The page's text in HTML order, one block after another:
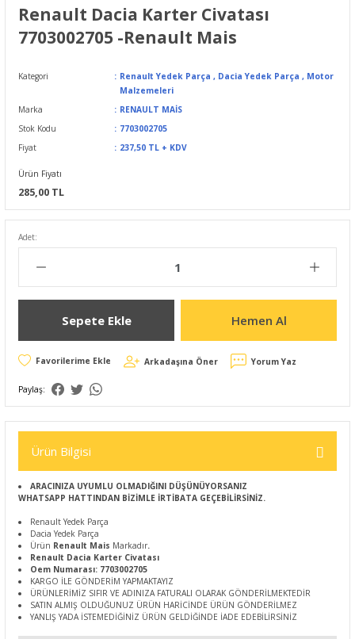
Renault Dacia Karter Civatası
7703002705 -Renault Mais
Kategori Renault Yedek Parça , Dacia Yedek Parça , Motor
Malzemeleri
Marka
RENAULT MAİS
Stok Kodu
7703002705
Fiyat
237,50 TL + KDV
Ürün Fiyatı
285,00 TL
Adet:
Sepete Ekle Hemen Al
Arkadaşına Öner Yorum Yaz
Paylaş:
Ürün Bilgisi
ARACINIZA UYUMLU OLMADIĞINI DÜŞÜNÜYORSANIZ
WHATSAPP HATTINDAN BİZİMLE İRTİBATA GEÇEBİLİRSİNİZ.
Renault Yedek Parça
Dacia Yedek Parça
Ürün Renault Mais Markadır.
Renault Dacia Karter Civatası
Oem Numarası: 7703002705
KARGO İLE GÖNDERİM YAPMAKTAYIZ
ÜRÜNLERİMİZ SIFIR VE ADINIZA FATURALI OLARAK GÖNDERİLMEKTEDİR
SATIN ALMIŞ OLDUĞUNUZ ÜRÜN HARİCİNDE ÜRÜN GÖNDERİLMEZ
YANLIŞ YADA İSTEMEDİĞİNİZ ÜRÜN GELDİĞİNDE İADE EDEBİLİRSİNİZ